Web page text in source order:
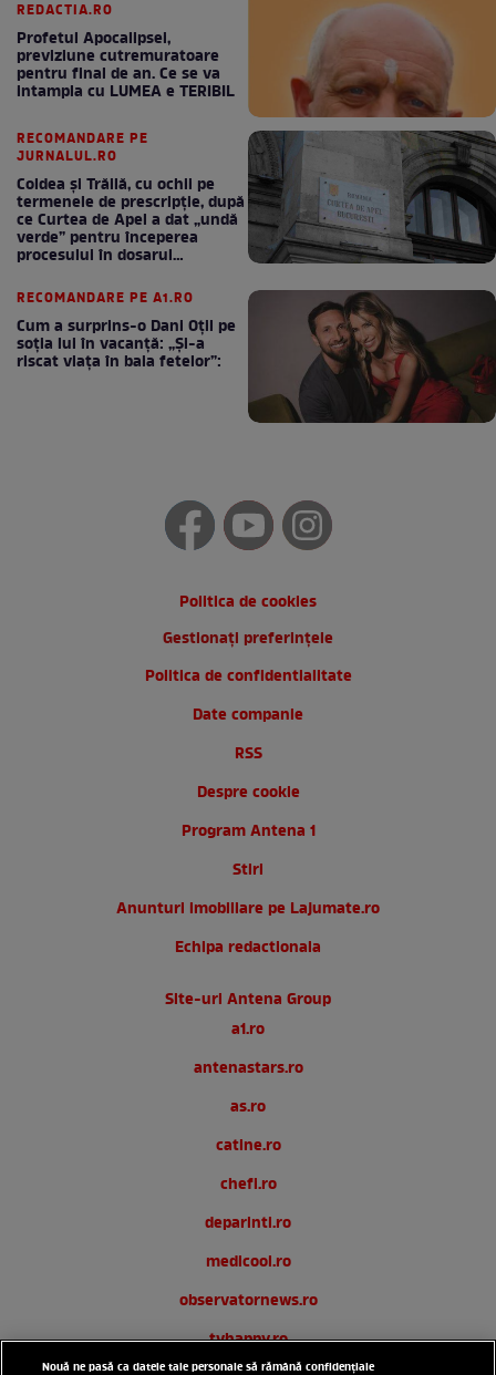
REDACTIA.RO
Profetul Apocalipsei,
previziune cutremuratoare
pentru final de an. Ce se va
intampla cu LUMEA e TERIBIL
RECOMANDARE PE
JURNALUL.RO
Coldea și Trăilă, cu ochii pe
termenele de prescripție, după
ce Curtea de Apel a dat „undă
verde” pentru începerea
procesului în dosarul
RECOMANDARE PE A1.RO
Cum a surprins-o Dani Oțil pe
soția lui în vacanță: „Și-a
riscat viața în baia fetelor”:
Politica de cookies
Gestionați preferințele
Politica de confidentialitate
Date companie
RSS
Despre cookie
Program Antena 1
Stiri
Anunturi imobiliare pe Lajumate.ro
Echipa redactionala
Site-uri Antena Group
a1.ro
antenastars.ro
as.ro
catine.ro
chefi.ro
deparinti.ro
medicool.ro
observatornews.ro
tvhappy.ro
Nouă ne pasă ca datele tale personale să rămână confidențiale